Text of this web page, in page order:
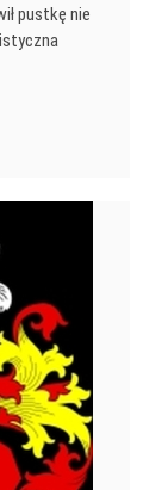
pustkę nie